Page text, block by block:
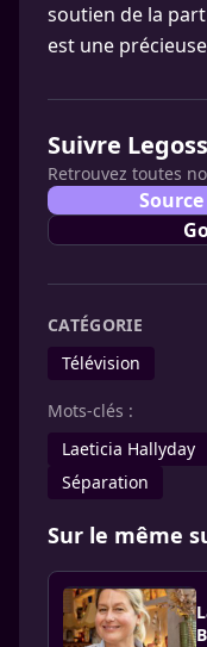
soutien de la
est une
Suivre
Retrouvez toutes
CATÉGORIE
Télévision
Mots-clés :
Laeticia Hallyday
Séparation
Sur le même